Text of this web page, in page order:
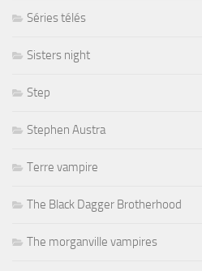
Séries télés
Sisters night
Step
Stephen Austra
Terre vampire
The Black Dagger Brotherhood
The morganville vampires